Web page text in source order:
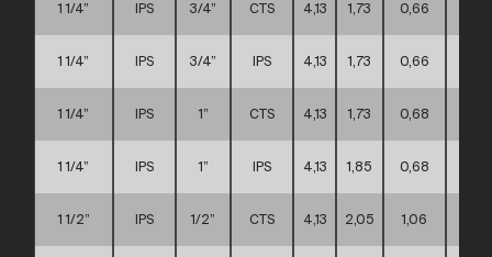
1 1/4” IPS 3/4” CTS 4,13 1,73 0,66
1 1/4” IPS 3/4” IPS 4,13 1,73 0,66
1 1/4” IPS 1” CTS 4,13 1,73 0,68
1 1/4” IPS 1” IPS 4,13 1,85 0,68
1 1/2” IPS 1/2” CTS 4,13 2,05 1,06